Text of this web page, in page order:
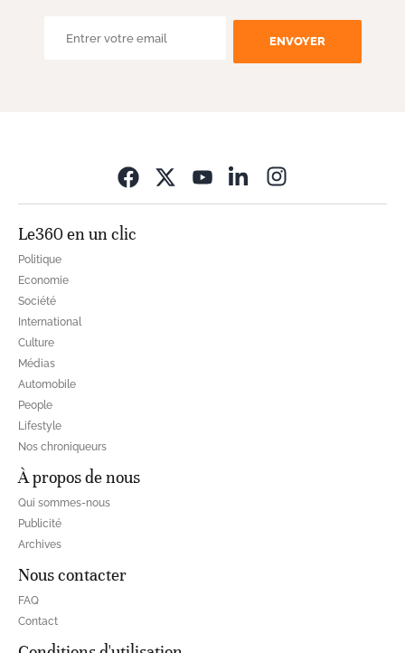
ENVOYER
Le360 en un clic
Politique
Economie
Société
International
Culture
Médias
Automobile
People
Lifestyle
Nos chroniqueurs
À propos de nous
Qui sommes-nous
Publicité
Archives
Nous contacter
FAQ
Contact